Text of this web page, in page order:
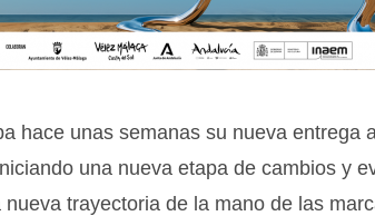
hace unas semanas su nueva entrega
una nueva etapa de cambios y
trayectoria de la mano de las